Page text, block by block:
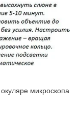
микроскопа